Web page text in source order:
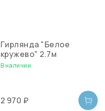
Гирлянда "Белое
кружево" 2.7м
В наличии
2 970 ₽